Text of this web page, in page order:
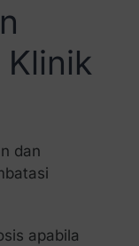
Klinik
dan
apabila